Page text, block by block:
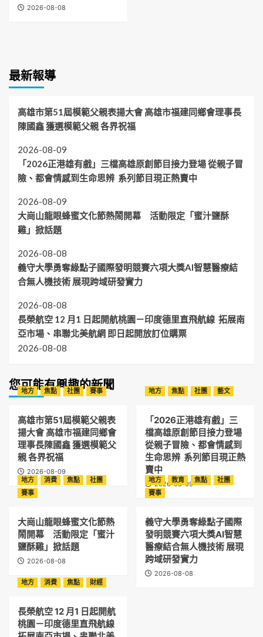
2026-08-08
最新報導
高雄市第51屆模範父親表揚大會 高雄市福建同鄉會理事長
陳國鑫 獲選模範父親 各界祝福
2026-08-09
「2026正港雄有戲」三檔高雄原創節目接力登場 從親子冒
險、都會情感到生命思辨 系列節目現正熱賣中
2026-08-09
大崗山龍眼蜂蜜文化節熱鬧開幕 活動限定「蜜汁鹽酥
雞」掀話題
2026-08-08
義守大學勇奪綠點子國際發明競賽六項大獎AI智慧醫療結
合無人機技術 展現跨域研發實力
2026-08-08
長榮航空 12 月1 日起開航桃園－印度德里直飛航線 拓展南
亞市場、串聯北美航網 即日起開放訂位購票
2026-08-08
您可能有興趣的新聞
地方 焦點 社團 賽事
高雄市第51屆模範父親表
揚大會 高雄市福建同鄉會
理事長陳國鑫 獲選模範父
親 各界祝福
2026-08-09
地方 焦點 社團 藝文
「2026正港雄有戲」三
檔高雄原創節目接力登場
從親子冒險、都會情感到
生命思辨 系列節目現正熱
賣中
2026-08-09
地方 消費 焦點
社團
賽事
大崗山龍眼蜂蜜文化節熱
鬧開幕 活動限定「蜜汁
鹽酥雞」掀話題
2026-08-08
地方 教育 焦點
社團
賽事
義守大學勇奪綠點子國際
發明競賽六項大獎AI智慧
醫療結合無人機技術 展現
跨域研發實力
2026-08-08
地方
消費 焦點 財經
長榮航空 12 月1 日起開航
桃園－印度德里直飛航線